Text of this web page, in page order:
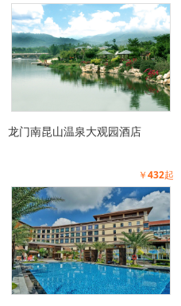
龙门南昆山温泉大观园酒店
￥432起